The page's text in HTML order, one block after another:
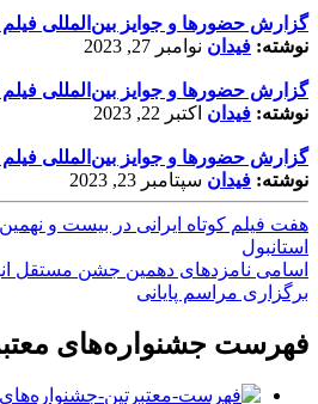
گزارش حضورها و جوایز بین‌المللی فیلم
نوشته: فیدان نوامبر 27, 2023
گزارش حضورها و جوایز بین‌المللی فیلم
نوشته: فیدان اکتبر 22, 2023
گزارش حضورها و جوایز بین‌المللی فیلم
نوشته: فیدان سپتامبر 23, 2023
هفت فیلم کوتاه ایرانی در بیست و
استانبول
اسامی نامزدهای دهمین جشن مستقل
برگزاری مراسم پایانی
فهرست جشنواره‌های